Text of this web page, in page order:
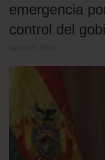
emergencia
control del